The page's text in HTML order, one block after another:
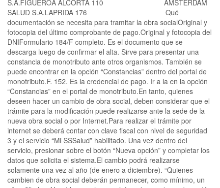
S.A.FIGUEROA ALCORTA 110 AMSTERDAM
SALUD S.A.LAPRIDA 176 Qué
documentación se necesita para tramitar la obra socialOriginal y
fotocopia del último comprobante de pago.Original y fotocopia del
DNIFormulario 184/F completo. Es el documento que se
descarga luego de confirmar el alta. Sirve para presentar una
constancia de monotributo ante otros organismos. También se
puede encontrar en la opción “Constancias” dentro del portal de
monotributo.F. 152. Es la credencial de pago. Ir a la en la opción
“Constancias” en el portal de monotributo.En tanto, quienes
deseen hacer un cambio de obra social, deben considerar que el
trámite para la modificación puede realizarse ante la sede de la
nueva obra social o por Internet.Para realizar el trámite por
internet se deberá contar con clave fiscal con nivel de seguridad
3 y el servicio “Mi SSSalud” habilitado. Una vez dentro del
servicio, presionar sobre el botón “Nueva opción” y completar los
datos que solicita el sistema.El cambio podrá realizarse
solamente una vez al año (de enero a diciembre). “Quienes
cambien de obra social deberán permanecer, como mínimo, un